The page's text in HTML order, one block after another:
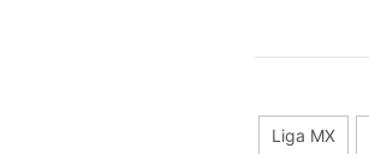
Liga MX